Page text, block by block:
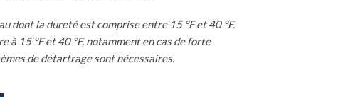
dont la dureté est comprise entre 15 °F et 40 °F.
à 15 °F et 40 °F, notamment en cas de forte
de détartrage sont nécessaires.